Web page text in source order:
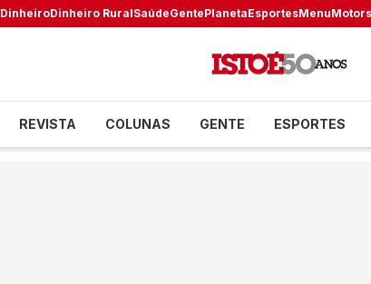
DinheiroDinheiro RuralSaúdeGentePlanetaEsportesMenu
REVISTA COLUNAS GENTE ESPORTES